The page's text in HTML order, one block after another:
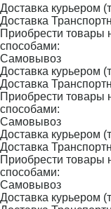
Доставка курьером
Доставка
Приобрести товары
способами:
Самовывоз
Доставка курьером
Доставка
Приобрести товары
способами:
Самовывоз
Доставка курьером
Доставка
Приобрести товары
способами:
Самовывоз
Доставка курьером